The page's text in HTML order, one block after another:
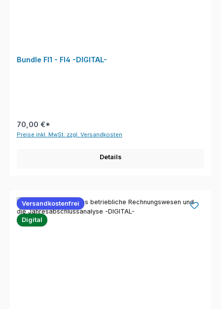
Bundle FI1 - FI4 -DIGITAL-
70,00 €*
Preise inkl. MwSt. zzgl. Versandkosten
Details
Versandkostenfrei
Digital